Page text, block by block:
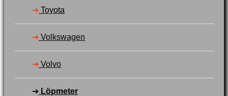
➔ Toyota
➔ Volkswagen
➔ Volvo
➔ Löpmeter